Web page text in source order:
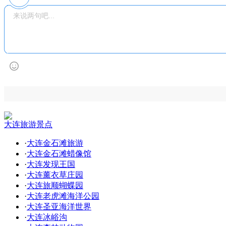
大连旅游景点
·大连金石滩旅游
·大连金石滩蜡像馆
·大连发现王国
·大连薰衣草庄园
·大连旅顺蝴蝶园
·大连老虎滩海洋公园
·大连圣亚海洋世界
·大连冰峪沟